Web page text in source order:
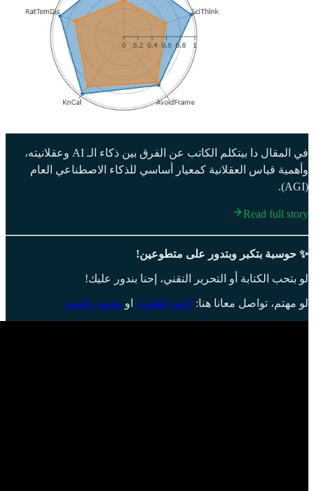
في المقال دا بيتكلم الكاتب عن الفرق بين ذكاء الـ AI وعقلانيته،
وأهمية قياس العقلانية كمعيار أساسي للذكاء الاصطناعي العام
(AGI).
Read full story
✨ حوسبة بتكبر وبتدور على متطوعين!
لو بتحب الكتابة أو التحرير التقني، إحنا بندور عليك!
لو مهتم، تواصل معانا هنا: احمد الطويل او محمد عاشور